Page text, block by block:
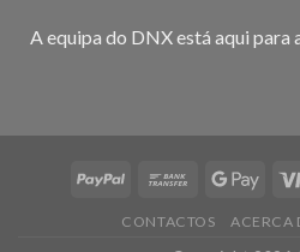
A equipa do DNX está aqui para
CONTACTOS ACERCA